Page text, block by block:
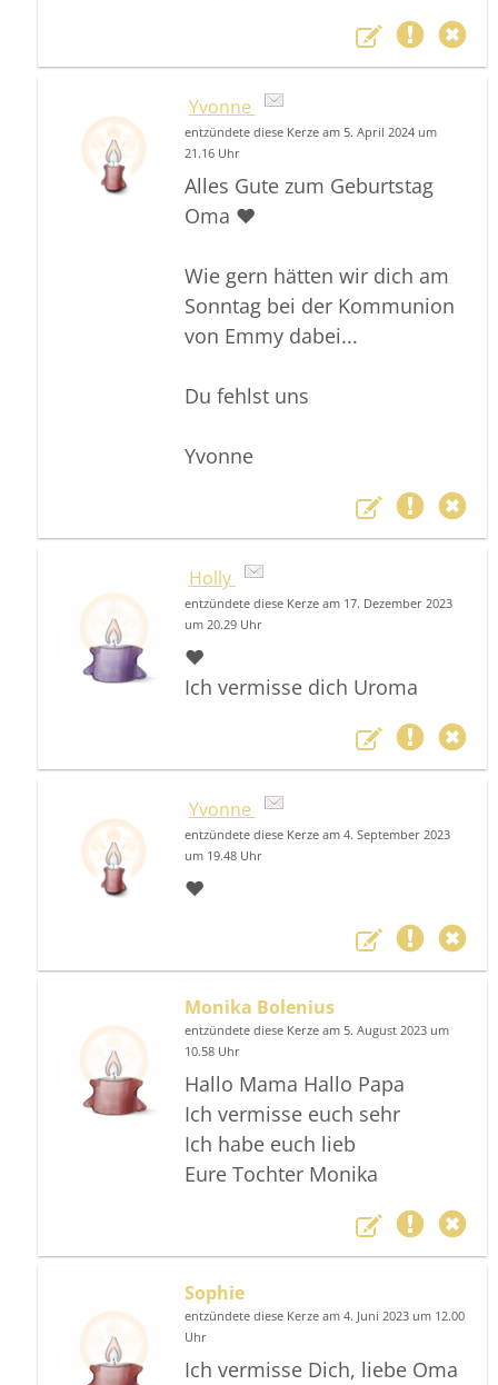
Yvonne
entzündete diese Kerze am 5. April 2024 um
21.16 Uhr
Alles Gute zum Geburtstag
Oma ❤️
Wie gern hätten wir dich am
Sonntag bei der Kommunion
von Emmy dabei...
Du fehlst uns
Yvonne
Holly
entzündete diese Kerze am 17. Dezember 2023
um 20.29 Uhr
❤️
Ich vermisse dich Uroma
Yvonne
entzündete diese Kerze am 4. September 2023
um 19.48 Uhr
❤️
Monika Bolenius
entzündete diese Kerze am 5. August 2023 um
10.58 Uhr
Hallo Mama Hallo Papa
Ich vermisse euch sehr
Ich habe euch lieb
Eure Tochter Monika
Sophie
entzündete diese Kerze am 4. Juni 2023 um 12.00
Uhr
Ich vermisse Dich, liebe Oma